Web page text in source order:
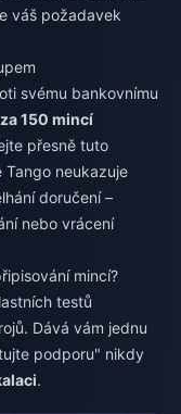
váš požadavek
svému bankovnímu
150 mincí
přesně tuto
neukazuje
doručení –
nebo vrácení
mincí?
testů
Dává vám jednu
podporu" nikdy
.